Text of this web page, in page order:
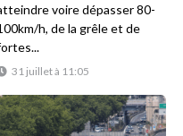
31 juillet à 11:05
voire dépasser 80-
h, de la grêle et de